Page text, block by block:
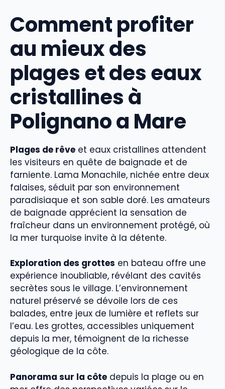
Comment profiter
au mieux des
plages et des eaux
cristallines à
Polignano a Mare
Plages de rêve et eaux cristallines attendent
les visiteurs en quête de baignade et de
farniente. Lama Monachile, nichée entre deux
falaises, séduit par son environnement
paradisiaque et son sable doré. Les amateurs
de baignade apprécient la sensation de
fraîcheur dans un environnement protégé, où
la mer turquoise invite à la détente.
Exploration des grottes en bateau offre une
expérience inoubliable, révélant des cavités
secrètes sous le village. L’environnement
naturel préservé se dévoile lors de ces
balades, entre jeux de lumière et reflets sur
l’eau. Les grottes, accessibles uniquement
depuis la mer, témoignent de la richesse
géologique de la côte.
Panorama sur la côte depuis la plage ou en